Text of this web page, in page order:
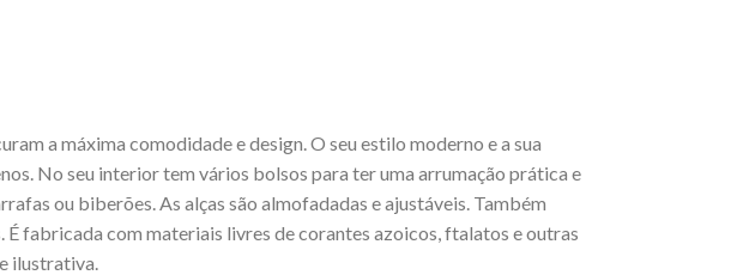
a máxima comodidade e design. O seu estilo moderno e a sua
No seu interior tem vários bolsos para ter uma arrumação prática e
ou biberões. As alças são almofadadas e ajustáveis. Também
fabricada com materiais livres de corantes azoicos, ftalatos e outras
ilustrativa.